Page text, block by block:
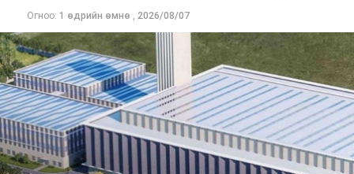
тээврийн үйлчилгээг аюулгүй, шуурхай, зохион
байгуулалттай явуулах, үйлчилгээний нэгдсэн
стандарт, сахилга хариуцлагыг хэвшүүлэх бэлтгэл
ажлын нэг хэсэг гэж Зам, тээврийн яамнаас
мэдээллээ.
үргэлжлэх бөгөөд энэ үед нөөцийг хэвийн болгох,
хэвийн горимоор ажлаа үргэлжүүлнэ гэж найдаж
байна. Шатахууны нөөцийг нэмэгдүүлэх,
нийлүүлэлтийг тогтворжуулах хүрээнд бусад эх
үүсвэрийг нэмэгдүүлэх чиглэлд анхаарч байна.
Замын-Үүд боомтоор 2000 тонн дизель түлш орж
ирсэн бөгөөд шилжүүлэн ачих ажиллагаа хийгдэж
байна" гэлээ гэж Аж үйлдвэр, эрдэс баялгийн яамнаас
мэдээллээ.
Огноо: 1 өдрийн өмнө , 2026/08/07